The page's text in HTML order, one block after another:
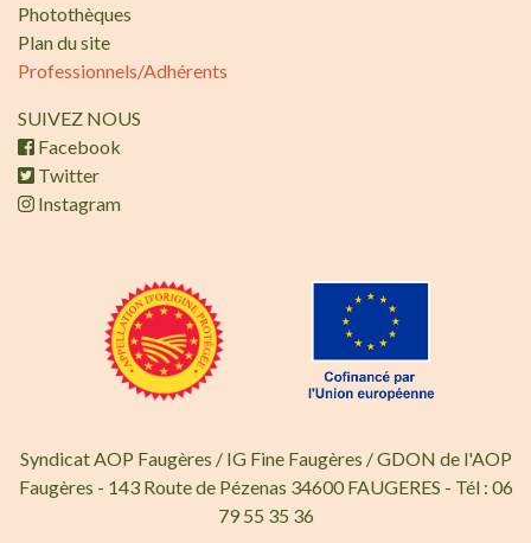
Photothèques
Plan du site
Professionnels/Adhérents
SUIVEZ NOUS
Facebook
Twitter
Instagram
Syndicat AOP Faugères / IG Fine Faugères / GDON de l'AOP
Faugères - 143 Route de Pézenas 34600 FAUGERES - Tél : 06
79 55 35 36